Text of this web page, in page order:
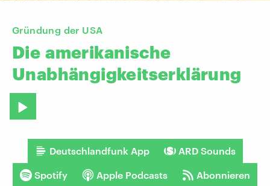
Gründung der USA
Die amerikanische
Unabhängigkeitserklärung
Deutschlandfunk App ARD Sounds
Spotify Apple Podcasts Abonnieren